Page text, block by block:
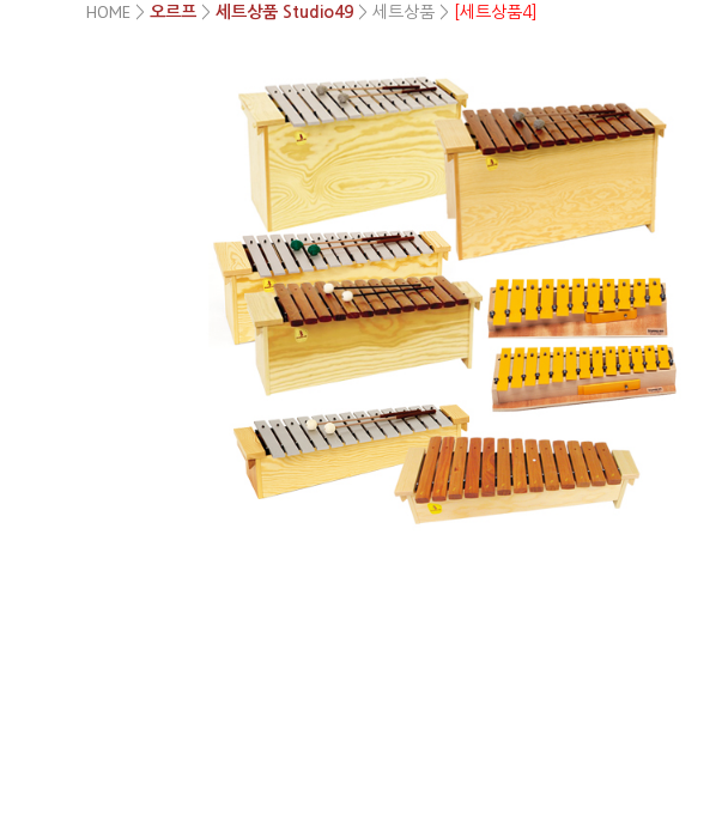
HOME > 오르프 > 세트상품 Studio49 > 세트상품 > [세트상품4]
1600시리즈 8종 세트